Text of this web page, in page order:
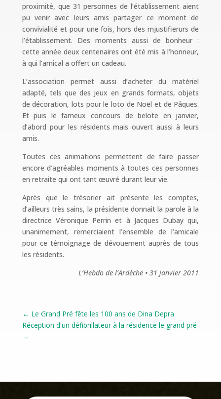
proximité, que 31 personnes de l’établissement aient
pu venir avec leurs amis partager ce moment de
convivialité et pour une fois, hors des mjustifierurs de
l’établissement. Des moments aussi de bonheur :
cette année deux centenaires ont été mis à l’honneur,
à qui l’amical a offert un cadeau.
L’association permet aussi d’acheter du matériel
adapté, tels que des jeux en grands formats, objets
de décoration, lots pour le loto de Noël et de Pâques.
Et puis le fameux concours de belote en janvier,
d’abord pour les résidents mais ouvert aussi à leurs
amis.
Toutes ces animations permettent de faire passer
encore d’agréables moments à toutes ces personnes
en retraite qui ont tant œuvré durant leur vie.
Après que le trésorier ait présente les comptes,
d’ailleurs très sains, la présidente donnait la parole à la
directrice Véronique Perrin et à Jacques Dubay qui,
unanimement, remerciaient l’ensemble de l’amicale
pour ce témoignage de dévouement auprès de tous
les résidents.
L’Hebdo de l’Ardèche • 31 janvier 2011
← Le Grand Pré fête les 100 ans de Dina Depra
Réception d'un défibrillateur à la résidence le grand pré
→